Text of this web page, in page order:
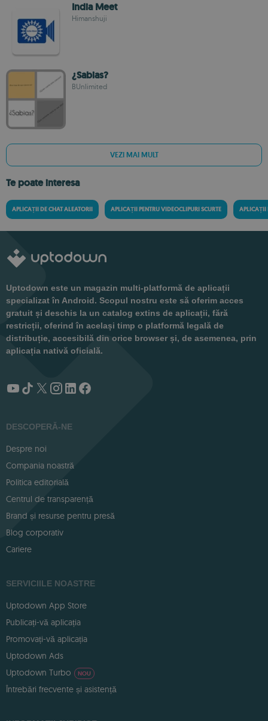
India Meet
Himanshuji
¿Sabias?
BUnlimited
VEZI MAI MULT
Te poate interesa
APLICAȚII DE CHAT ALEATORII APLICAȚII PENTRU VIDEOCLIPURI SCURTE APLICAȚII
Uptodown este un magazin multi-platformă de aplicații
specializat în Android. Scopul nostru este să oferim acces
gratuit și deschis la un catalog extins de aplicații, fără
restricții, oferind în același timp o platformă legală de
distribuție, accesibilă din orice browser și, de asemenea, prin
aplicația nativă oficială.
DESCOPERĂ-NE
Despre noi
Compania noastră
Politica editorială
Centrul de transparență
Brand și resurse pentru presă
Blog corporativ
Cariere
SERVICIILE NOASTRE
Uptodown App Store
Publicați-vă aplicația
Promovați-vă aplicația
Uptodown Ads
Uptodown Turbo
NOU
Întrebări frecvente și asistență